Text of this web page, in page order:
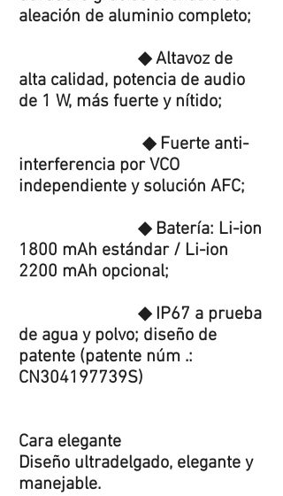
aleación de aluminio completo;
◆ Altavoz de
alta calidad, potencia de audio
de 1 W, más fuerte y nítido;
◆ Fuerte anti-
interferencia por VCO
independiente y solución AFC;
◆ Batería: Li-ion
1800 mAh estándar / Li-ion
2200 mAh opcional;
◆ IP67 a prueba
de agua y polvo; diseño de
patente (patente núm .:
CN304197739S)
Cara elegante
Diseño ultradelgado, elegante y
manejable.